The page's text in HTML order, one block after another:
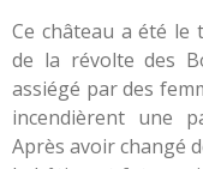
Ce château a été
de la révolte des
assiégé par des
incendièrent une
Après avoir changé